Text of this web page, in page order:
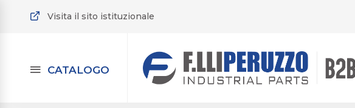
Visita il sito istituzionale
CATALOGO